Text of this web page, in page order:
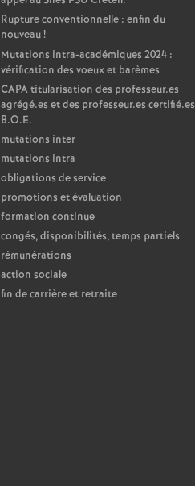
Rupture conventionnelle : enfin du
nouveau!
Mutations intra-académiques 2024 :
vérification des voeux et barèmes
CAPAtitularisation des professeur.es
agrégé.es et des professeur.es certifié.es
B.O.E.
mutations inter
mutations intra
obligations de service
promotions et évaluation
formation continue
congés, disponibilités, temps partiels
rémunérations
action sociale
fin de carrière et retraite